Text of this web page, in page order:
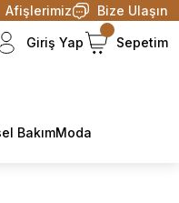
Afişlerimiz Bize Ulaşın
Giriş Yap Sepetim
BakımModa